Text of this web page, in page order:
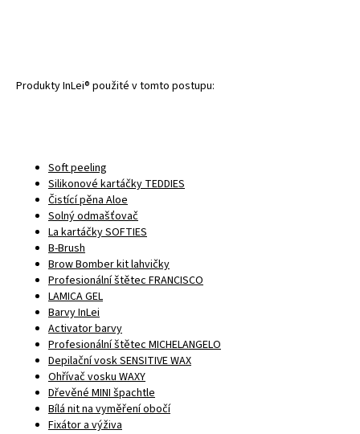
Produkty InLei® použité v tomto postupu:
Soft peeling
Silikonové kartáčky TEDDIES
Čistící pěna Aloe
Solný odmašťovač
La kartáčky SOFTIES
B-Brush
Brow Bomber kit lahvičky
Profesionální štětec FRANCISCO
LAMICA GEL
Barvy InLei
Activator barvy
Profesionální štětec MICHELANGELO
Depilační vosk SENSITIVE WAX
Ohřívač vosku WAXY
Dřevěné MINI špachtle
Bílá nit na vyměření obočí
Fixátor a výživa